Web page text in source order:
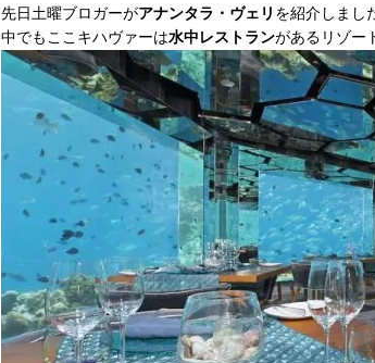
先日土曜ブロガーがアナンタラ・ヴェリ を紹介しまし
中でもここキハヴァーは水中レストランがあるリゾー